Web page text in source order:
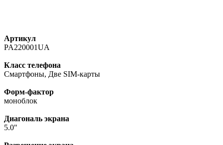
Артикул
PA220001UA
Класс телефона
Смартфоны, Две SIM-карты
Форм-фактор
моноблок
Диагональ экрана
5.0"